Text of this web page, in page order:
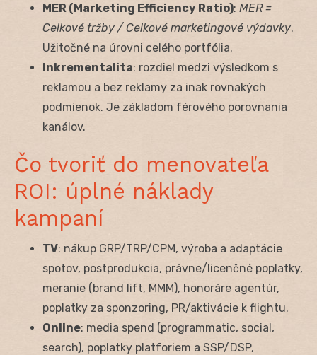
MER (Marketing Efficiency Ratio): MER =
Celkové tržby / Celkové marketingové výdavky.
Užitočné na úrovni celého portfólia.
Inkrementalita: rozdiel medzi výsledkom s
reklamou a bez reklamy za inak rovnakých
podmienok. Je základom férového porovnania
kanálov.
Čo tvoriť do menovateľa
ROI: úplné náklady
kampaní
TV: nákup GRP/TRP/CPM, výroba a adaptácie
spotov, postprodukcia, právne/licenčné poplatky,
meranie (brand lift, MMM), honoráre agentúr,
poplatky za sponzoring, PR/aktivácie k flightu.
Online: media spend (programmatic, social,
search), poplatky platforiem a SSP/DSP,